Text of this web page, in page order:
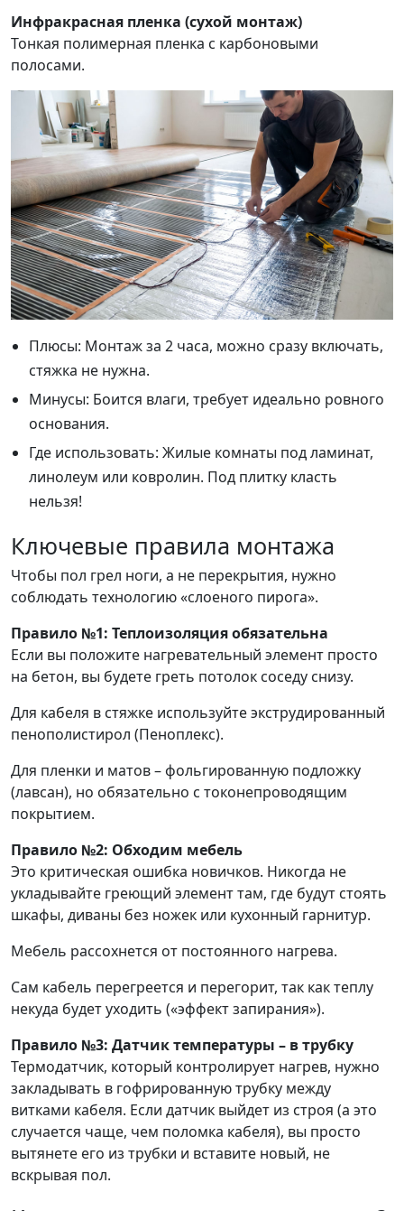
Инфракрасная пленка (сухой монтаж)
Тонкая полимерная пленка с карбоновыми
полосами.
Плюсы: Монтаж за 2 часа, можно сразу включать,
стяжка не нужна.
Минусы: Боится влаги, требует идеально ровного
основания.
Где использовать: Жилые комнаты под ламинат,
линолеум или ковролин. Под плитку класть
нельзя!
Ключевые правила монтажа
Чтобы пол грел ноги, а не перекрытия, нужно
соблюдать технологию «слоеного пирога».
Правило №1: Теплоизоляция обязательна
Если вы положите нагревательный элемент просто
на бетон, вы будете греть потолок соседу снизу.
Для кабеля в стяжке используйте экструдированный
пенополистирол (Пеноплекс).
Для пленки и матов – фольгированную подложку
(лавсан), но обязательно с токонепроводящим
покрытием.
Правило №2: Обходим мебель
Это критическая ошибка новичков. Никогда не
укладывайте греющий элемент там, где будут стоять
шкафы, диваны без ножек или кухонный гарнитур.
Мебель рассохнется от постоянного нагрева.
Сам кабель перегреется и перегорит, так как теплу
некуда будет уходить («эффект запирания»).
Правило №3: Датчик температуры – в трубку
Термодатчик, который контролирует нагрев, нужно
закладывать в гофрированную трубку между
витками кабеля. Если датчик выйдет из строя (а это
случается чаще, чем поломка кабеля), вы просто
вытянете его из трубки и вставите новый, не
вскрывая пол.